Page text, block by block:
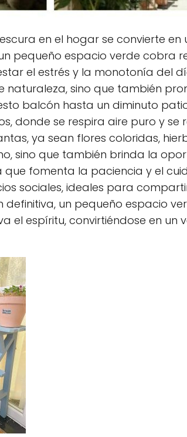
en el hogar se convierte en
pequeño espacio verde cobra
el estrés y la monotonía del
sino que también
balcón hasta un diminuto
donde se respira aire puro y se
ya sean flores coloridas,
sino que también brinda la
fomenta la paciencia y el
sociales, ideales para
un pequeño espacio
el espíritu, convirtiéndose en un